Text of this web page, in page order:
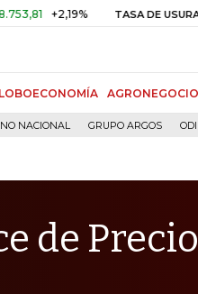
+2,19% TASA DE USURA
NACIONAL GRUPO ARGOS
de